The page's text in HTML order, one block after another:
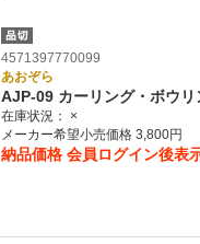
4571397770099
あおぞら
AJP-09 カーリング・ボウリ
在庫状況：
×
メーカー希望小売価格 3,800円
納品価格 会員ログイン後表